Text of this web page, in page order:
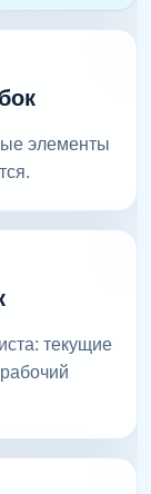
элементы
текущие